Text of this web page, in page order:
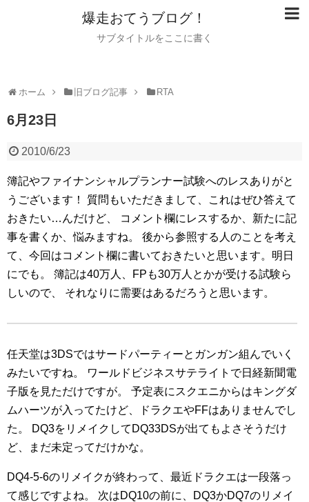
爆走おてうブログ！
サブタイトルをここに書く
ホーム 旧ブログ記事 RTA
6月23日
2010/6/23
簿記やファイナンシャルプランナー試験へのレスありがと
うございます！
質問もいただきまして、これはぜひ答えて
おきたい…んだけど、
コメント欄にレスするか、新たに記
事を書くか、悩みますね。
後から参照する人のことを考え
て、今回はコメント欄に書いておきたいと思います。明日
にでも。
簿記は40万人、FPも30万人とかが受ける試験ら
しいので、
それなりに需要はあるだろうと思います。
任天堂は3DSではサードパーティーとガンガン組んでいく
みたいですね。
ワールドビジネスサテライトで日経新聞電
子版を見ただけですが。
予定表にスクエニからはキングダ
ムハーツが入ってたけど、ドラクエやFFはありませんでし
た。
DQ3をリメイクしてDQ33DSが出てもよさそうだけ
ど、まだ未定ってだけかな。
DQ4-5-6のリメイクが終わって、最近ドラクエは一段落っ
て感じですよね。
次はDQ10の前に、DQ3かDQ7のリメイ